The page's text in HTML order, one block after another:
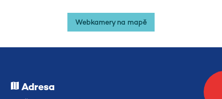
Webkamery na mapě
Adresa